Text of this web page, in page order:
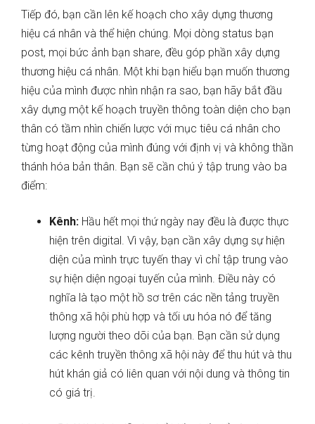
Tiếp đó, bạn cần lên kế hoạch cho xây dựng thương
hiệu cá nhân và thể hiện chúng. Mọi dòng status bạn
post, mọi bức ảnh bạn share, đều góp phần xây dựng
thương hiệu cá nhân. Một khi bạn hiểu bạn muốn thương
hiệu của mình được nhìn nhận ra sao, bạn hãy bắt đầu
xây dựng một kế hoạch truyền thông toàn diện cho bạn
thân có tầm nhìn chiến lược với mục tiêu cá nhân cho
từng hoạt động của mình đúng với định vị và không thần
thánh hóa bản thân. Bạn sẽ cần chú ý tập trung vào ba
điểm:
Kênh: Hầu hết mọi thứ ngày nay đều là được thực
hiện trên digital. Vì vậy, bạn cần xây dựng sự hiện
diện của mình trực tuyến thay vì chỉ tập trung vào
sự hiện diện ngoại tuyến của mình. Điều này có
nghĩa là tạo một hồ sơ trên các nền tảng truyền
thông xã hội phù hợp và tối ưu hóa nó để tăng
lượng người theo dõi của bạn. Bạn cần sử dụng
các kênh truyền thông xã hội này để thu hút và thu
hút khán giả có liên quan với nội dung và thông tin
có giá trị.